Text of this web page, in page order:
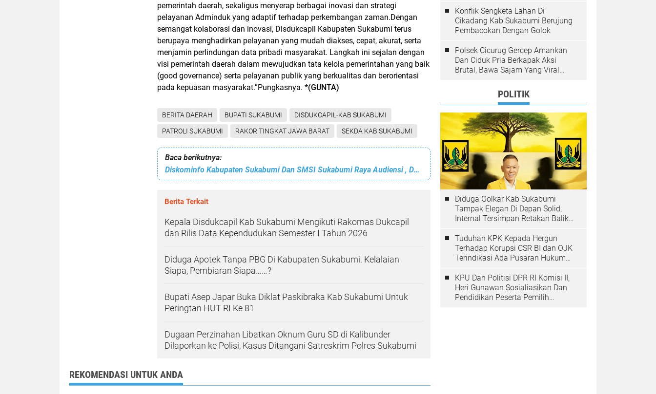
pemerintah daerah, sekaligus menyerap berbagai inovasi dan strategi
pelayanan Adminduk yang adaptif terhadap perkembangan zaman.Dengan
semangat kolaborasi dan inovasi, Disdukcapil Kabupaten Sukabumi terus
berupaya menghadirkan pelayanan yang mudah diakses, cepat, akurat, serta
menjamin perlindungan data pribadi masyarakat. Langkah ini sejalan dengan
visi pemerintah daerah dalam mewujudkan tata kelola pemerintahan yang baik
(good governance) serta pelayanan publik yang berkualitas dan berorientasi
pada kepuasan masyarakat.”Pungkasnya. *(GUNTA)
BERITA DAERAH BUPATI SUKABUMI DISDUKCAPIL-KAB SUKABUMI
PATROLI SUKABUMI RAKOR TINGKAT JAWA BARAT SEKDA KAB SUKABUMI
Baca berikutnya:
Diskominfo Kabupaten Sukabumi Dan SMSI Sukabumi Raya Audiensi , Dorong Sinergitas Pers Dan Pemerintah Daerah
Berita Terkait
Kepala Disdukcapil Kab Sukabumi Mengikuti Rakornas Dukcapil
dan Rilis Data Kependudukan Semester I Tahun 2026
Diduga Apotek Tanpa PBG Di Kabupaten Sukabumi. Kelalaian
Siapa, Pembiaran Siapa……?
Bupati Asep Japar Buka Diklat Paskibraka Kab Sukabumi Untuk
Peringtan HUT RI Ke 81
Dugaan Perzinahan Libatkan Oknum Guru SD di Kalibunder
Dilaporkan ke Polisi, Kasus Ditangani Satreskrim Polres Sukabumi
REKOMENDASI UNTUK ANDA
Konflik Sengketa Lahan Di
Cikadang Kab Sukabumi Berujung
Pembacokan Dengan Golok
Polsek Cicurug Gercep Amankan
Dan Ciduk Pria Berkapak Aksi
Brutal, Bawa Sajam Yang Viral
POLITIK
Diduga Golkar Kab Sukabumi
Tampak Elegan Di Depan Solid,
Internal Tersimpan Retakan Balik
Tuduhan KPK Kepada Hergun
Terhadap Korupsi CSR BI dan OJK
Terindikasi Ada Pusaran Hukum
KPU Dan Politisi DPR RI Komisi II,
Heri Gunawan Sosialiasikan Dan
Pendidikan Peserta Pemilih